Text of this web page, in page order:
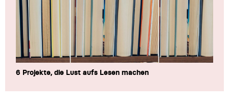
6 Projekte, die Lust aufs Lesen machen